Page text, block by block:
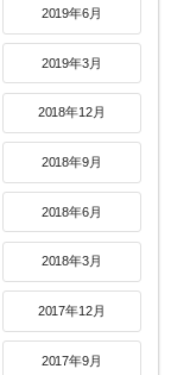
2019年6月
2019年3月
2018年12月
2018年9月
2018年6月
2018年3月
2017年12月
2017年9月